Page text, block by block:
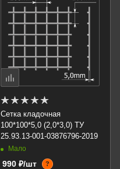
Сетка кладочная
100*100*5,0 (2,0*3,0) ТУ
25.93.13-001-03876796-2019
Мало
990 ₽/шт ?